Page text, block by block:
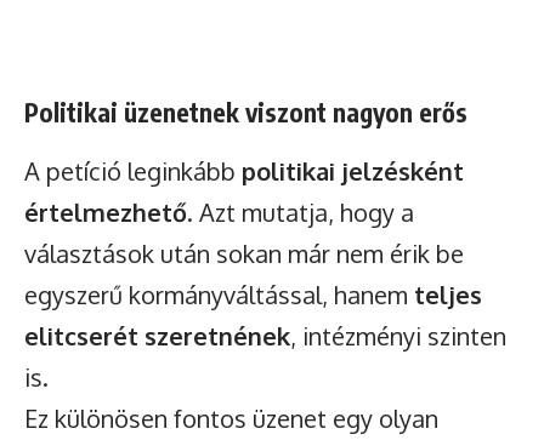
Politikai üzenetnek viszont nagyon erős
A petíció leginkább politikai jelzésként
értelmezhető. Azt mutatja, hogy a
választások után sokan már nem érik be
egyszerű kormányváltással, hanem teljes
elitcserét szeretnének, intézményi szinten
is.
Ez különösen fontos üzenet egy olyan